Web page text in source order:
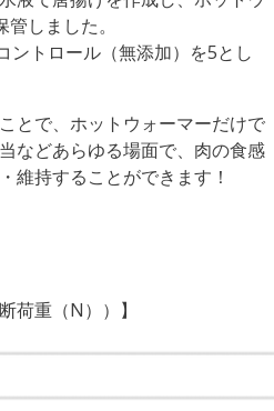
しました。
ントロール（無添加）を5とし
とで、ホットウォーマーだけで
などあらゆる場面で、肉の食感
維持することができます！
荷重（N））】